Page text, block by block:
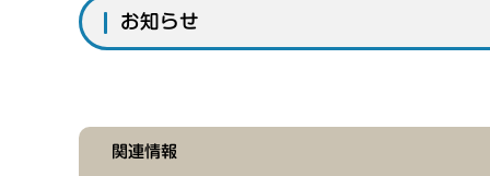
お知らせ
関連情報